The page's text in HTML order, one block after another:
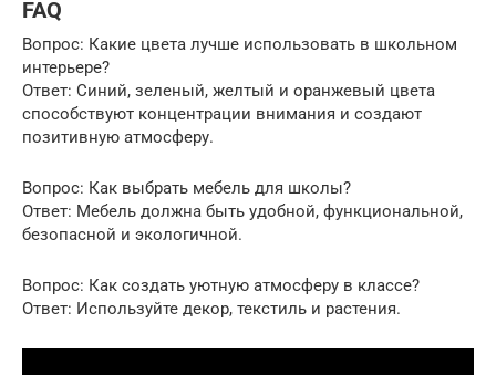
FAQ
Вопрос: Какие цвета лучше использовать в школьном
интерьере?
Ответ: Синий, зеленый, желтый и оранжевый цвета
способствуют концентрации внимания и создают
позитивную атмосферу.
Вопрос: Как выбрать мебель для школы?
Ответ: Мебель должна быть удобной, функциональной,
безопасной и экологичной.
Вопрос: Как создать уютную атмосферу в классе?
Ответ: Используйте декор, текстиль и растения.